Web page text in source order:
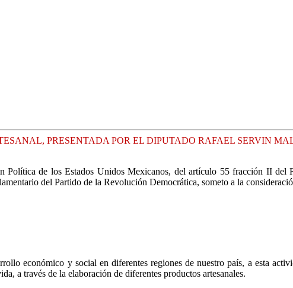
PRESENTADA POR EL DIPUTADO RAFAEL SERVIN
de los Estados Unidos Mexicanos, del artículo 55 fracción II del
del Partido de la Revolución Democrática, someto a la
económico y social en diferentes regiones de nuestro país, a esta
a través de la elaboración de diferentes productos artesanales.